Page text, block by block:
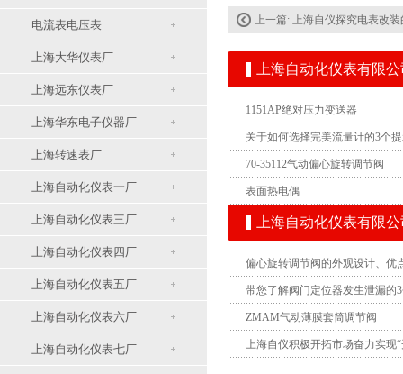
电流表电压表
上海大华仪表厂
上海远东仪表厂
上海华东电子仪器厂
上海转速表厂
上海自动化仪表一厂
上海自动化仪表三厂
上海自动化仪表四厂
上海自动化仪表五厂
上海自动化仪表六厂
上海自动化仪表七厂
上一篇: 上海自仪探究电表改
上海自动化仪表有限
1151AP绝对压力变送器
关于如何选择完美流量计的3个
70-35112气动偏心旋转调节阀
表面热电偶
上海自动化仪表有限
偏心旋转调节阀的外观设计、优
带您了解阀门定位器发生泄漏的
ZMAM气动薄膜套筒调节阀
上海自仪积极开拓市场奋力实现“